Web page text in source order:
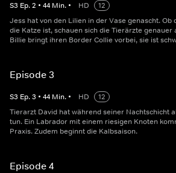
S3 Ep.2 • 44 Min. • HD
12
Jess hat von den Lilien in der Vase genascht. Ob
die Katze ist, schauen sich die Tierärzte genauer
Billie bringt ihren Border Collie vorbei, sie ist
Episode 3
S3 Ep.3 • 44 Min. • HD
12
Tierarzt David hat während seiner Nachtschicht
tun. Ein Labrador mit einem riesigen Knoten
Praxis. Zudem beginnt die Kalbsaison.
Episode 4